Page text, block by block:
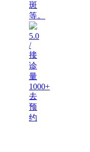
斑
等。
5.0
/
接
诊
量
1000+
去
预
约